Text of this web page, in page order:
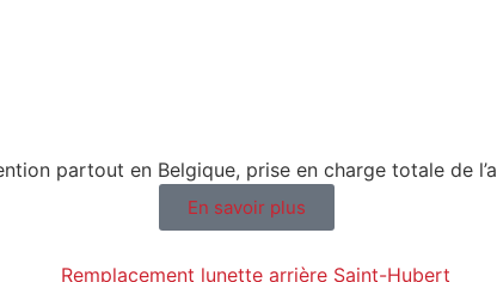
partout en Belgique, prise en charge totale de
En savoir plus